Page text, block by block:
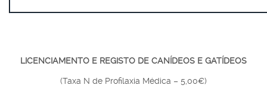
LICENCIAMENTO E REGISTO DE CANÍDEOS E GATÍDEOS
(Taxa N de Profilaxia Médica – 5,00€)